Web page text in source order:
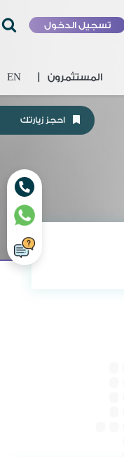
تسجيل الدخول
المستثمرون EN
احجز زيارتك